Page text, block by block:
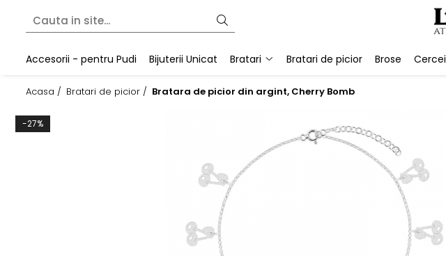
Bratari lantisor
Bratari snur
Crescent Moon
Minimalist
Pandantive
Accesorii - pentru Pudi Bijuterii Unicat Bratari Bratari de picior Brose Cercei
Acasa / Bratari de picior / Bratara de picior din argint, Cherry Bomb
-27%